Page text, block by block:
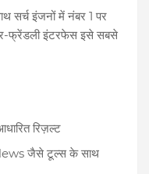
सर्च इंजनों में नंबर 1 पर
फ्रेंडली इंटरफेस इसे सबसे
रिज़ल्ट
जैसे टूल्स के साथ